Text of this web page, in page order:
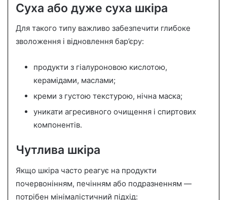
Суха або дуже суха шкіра
Для такого типу важливо забезпечити глибоке
зволоження і відновлення бар’єру:
продукти з гіалуроновою кислотою,
керамідами, маслами;
креми з густою текстурою, нічна маска;
уникати агресивного очищення і спиртових
компонентів.
Чутлива шкіра
Якщо шкіра часто реагує на продукти
почервонінням, печінням або подразненням —
потрібен мінімалістичний підхід: